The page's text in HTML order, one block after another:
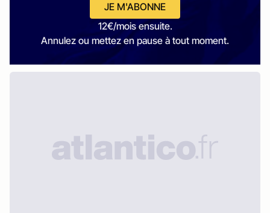
JE M'ABONNE
12€/mois ensuite.
Annulez ou mettez en pause à tout moment.